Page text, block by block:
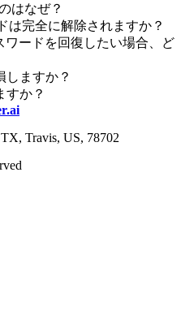
はなぜ？
は完全に解除されますか？
ードを回復したい場合、ど
しますか？
すか？
Travis, US, 78702